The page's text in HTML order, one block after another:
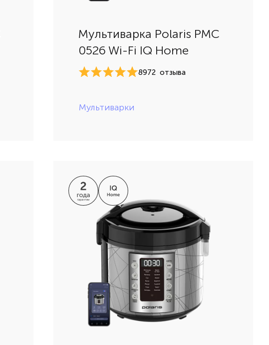
Мультиварка Polaris PMC
0526 Wi-Fi IQ Home
8972 отзыва
Мультиварки